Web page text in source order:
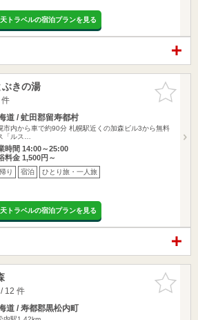
トラベルの宿泊プランを見る
お気に入
りに追加
きの湯
道 / 虻田郡留寿都村
市内から車で約90分 札幌駅近くの加森ビル3から無料
「ルス…
時間 14:00～25:00
料金 1,500円～
り 宿泊 ひとり旅・一人旅
トラベルの宿泊プランを見る
お気に入
りに追加
12 件
道 / 寿都郡黒松内町